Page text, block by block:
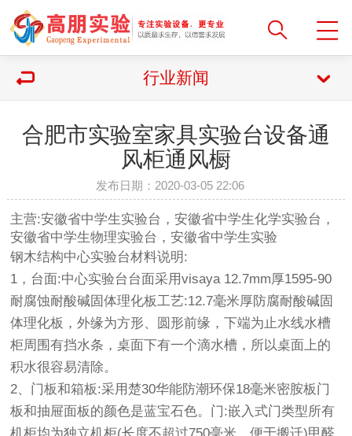
行业新闻
合肥市实验室家具实验台设备通
风柜通风橱
发布日期：2020-03-05 22:06
主营:安徽省中学生实验台，安徽省中学生化学实验台，
安徽省中学生物理实验台，安徽省中学生实验
钢木结构中心实验台材料说明:
1，台面:中心实验台台面采用visaya 12.7mm厚1595-90
耐腐蚀耐酸碱固体理化板工艺:12.7毫米厚防腐耐酸碱固
体理化板，外缘为方形、圆形前缘，下端为止水线水槽
柜周围有挡水条，桌面下有一个滴水槽，所以桌面上的
积水很容易清除。
2、门板和箱板:采用楚30华能防潮环保18毫米密胺板门
板和抽屉面板的颜色是蓝宝石色。门:嵌入式门类型所有